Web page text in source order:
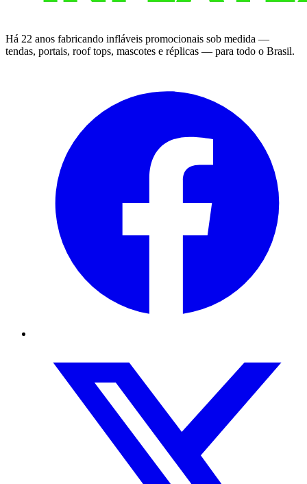
Há 22 anos fabricando infláveis promocionais sob medida —
tendas, portais, roof tops, mascotes e réplicas — para todo o Brasil.